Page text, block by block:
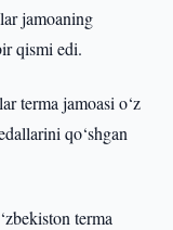
jamoaning
qismi edi.
terma jamoasi o‘z
qo‘shgan
terma